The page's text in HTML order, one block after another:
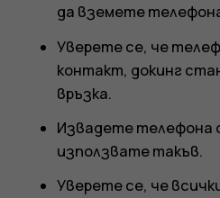
да вземете
Уверете се, че
контакт, докинг
връзка.
Извадете телефона
използвате такъв.
Уверете се, че